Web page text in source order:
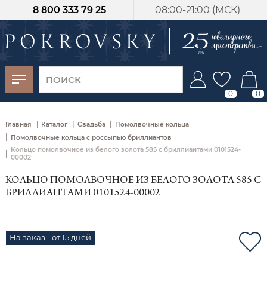
08:00-21:00 (МСК)
8 800 333 79 25
0 0
Главная | Каталог | Свадьба | Помолвочные кольца
Помолвочные кольца с россыпью бриллиантов
|
Кольцо помолвочное из белого золота 585 с бриллиантами 0101524-
00002
КОЛЬЦО ПОМОЛВОЧНОЕ ИЗ БЕЛОГО ЗОЛОТА 585 С
БРИЛЛИАНТАМИ 0101524-00002
На заказ - от 15 дней
-30%
от 15 дней с
момента оплаты